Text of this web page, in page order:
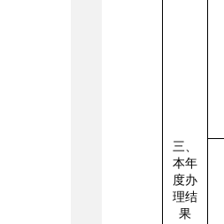
三、
本年
度办
理结
果